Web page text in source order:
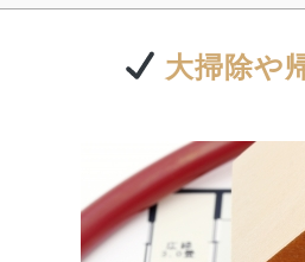
大掃除や